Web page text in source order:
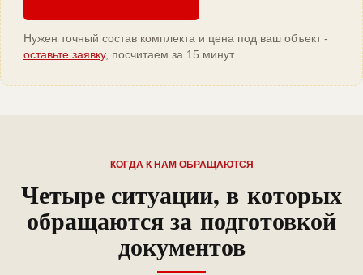
Нужен точный состав комплекта и цена под ваш объект -
оставьте заявку, посчитаем за 15 минут.
КОГДА К НАМ ОБРАЩАЮТСЯ
Четыре ситуации, в которых
обращаются за подготовкой
документов